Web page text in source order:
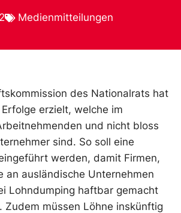
Medienmitteilungen
des Nationalrats hat
erzielt, welche im
und nicht bloss
sind. So soll eine
werden, damit Firmen,
an ausländische Unternehmen
Lohndumping haftbar gemacht
Zudem müssen Löhne inskünftig